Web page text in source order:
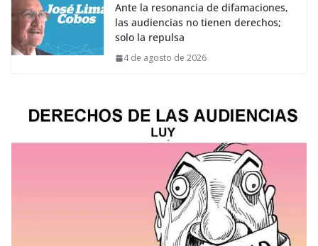
Ante la resonancia de difamaciones,
las audiencias no tienen derechos;
solo la repulsa
4 de agosto de 2026